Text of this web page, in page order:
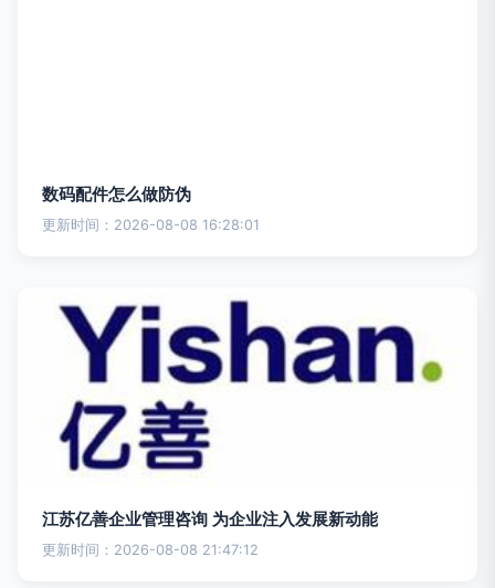
数码配件怎么做防伪
更新时间：2026-08-08 16:28:01
江苏亿善企业管理咨询 为企业注入发展新动能
更新时间：2026-08-08 21:47:12